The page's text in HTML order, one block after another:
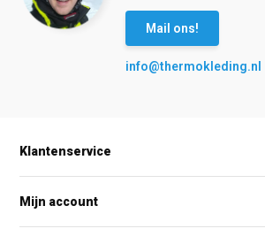
Mail ons!
info@thermokleding.nl
Klantenservice
Mijn account